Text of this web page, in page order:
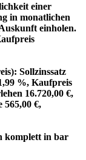
einer
in monatlichen
einholen.
Sollzinssatz
%, Kaufpreis
16.720,00 €,
565,00 €,
komplett in bar